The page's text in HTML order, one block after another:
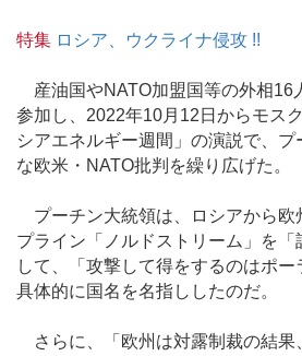
特集 ロシア、ウクライナ侵攻 !!
産油国やNATO加盟国等の外相16
参加し、2022年10月12日からモス
シアエネルギー週間」の演説で、
な欧米・NATO批判を繰り広げた。
プーチン大統領は、ロシアから欧
プライン「ノルドストリーム」を「
して、「攻撃して得をするのはポー
具体的に国名を名指ししたのだ。
さらに、「欧州は対露制裁の結果